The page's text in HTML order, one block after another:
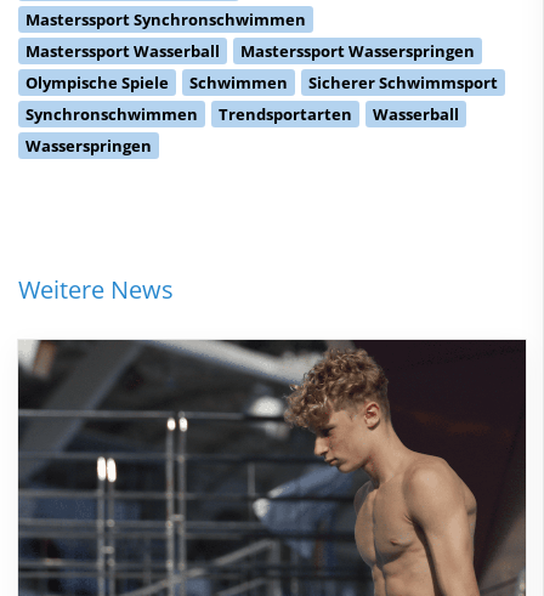
Masterssport Synchronschwimmen
Masterssport Wasserball
Masterssport Wasserspringen
Olympische Spiele
Schwimmen
Sicherer Schwimmsport
Synchronschwimmen
Trendsportarten
Wasserball
Wasserspringen
Weitere News